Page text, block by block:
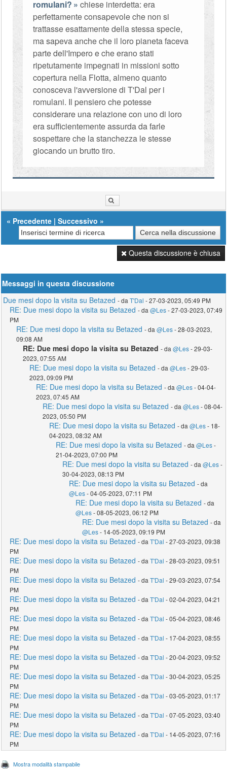
romulani?
chiese interdetta: era
perfettamente consapevole che non si
trattasse esattamente della stessa specie,
ma sapeva anche che il loro pianeta faceva
parte dell'Impero e che erano stati
ripetutamente impegnati in missioni sotto
copertura nella Flotta, almeno quanto
conosceva l'avversione di T'Dal per i
romulani. Il pensiero che potesse
considerare una relazione con uno di loro
era sufficientemente assurda da farle
sospettare che la stanchezza le stesse
giocando un brutto tiro.
« Precedente |Successivo »
Questa discussione è chiusa
Messaggi in questa discussione
Due mesi dopo la visita su Betazed - daT'Dal - 27-03-2023, 05:49 PM
RE: Due mesi dopo la visita su Betazed - da@Les- 27-03-2023, 07:49
PM
RE: Due mesi dopo la visita su Betazed - da@Les- 28-03-2023,
09:08 AM
RE: Due mesi dopo la visita su Betazed - da@Les- 29-03-
2023, 07:55 AM
RE: Due mesi dopo la visita su Betazed - da@Les- 29-03-
2023, 09:09 PM
RE: Due mesi dopo la visita su Betazed - da@Les- 04-04-
2023, 07:45 AM
RE: Due mesi dopo la visita su Betazed - da@Les- 08-04-
2023, 05:50 PM
RE: Due mesi dopo la visita su Betazed - da@Les- 18-
04-2023, 08:32 AM
RE: Due mesi dopo la visita su Betazed - da@Les-
21-04-2023, 07:00 PM
RE: Due mesi dopo la visita su Betazed - da@Les-
30-04-2023, 08:13 PM
RE: Due mesi dopo la visita su Betazed - da
@Les- 04-05-2023, 07:11 PM
RE: Due mesi dopo la visita su Betazed - da
@Les- 08-05-2023, 06:12 PM
RE: Due mesi dopo la visita su Betazed - da
@Les- 14-05-2023, 09:19 PM
RE: Due mesi dopo la visita su Betazed - daT'Dal - 27-03-2023, 09:38
PM
RE: Due mesi dopo la visita su Betazed - daT'Dal - 28-03-2023, 09:51
PM
RE: Due mesi dopo la visita su Betazed - daT'Dal - 29-03-2023, 07:54
PM
RE: Due mesi dopo la visita su Betazed - daT'Dal - 02-04-2023, 04:21
PM
RE: Due mesi dopo la visita su Betazed - daT'Dal - 05-04-2023, 08:46
PM
RE: Due mesi dopo la visita su Betazed - daT'Dal - 17-04-2023, 08:55
PM
RE: Due mesi dopo la visita su Betazed - daT'Dal - 20-04-2023, 09:52
PM
RE: Due mesi dopo la visita su Betazed - daT'Dal - 30-04-2023, 05:25
PM
RE: Due mesi dopo la visita su Betazed - daT'Dal - 03-05-2023, 01:17
PM
RE: Due mesi dopo la visita su Betazed - daT'Dal - 07-05-2023, 03:40
PM
RE: Due mesi dopo la visita su Betazed - daT'Dal - 14-05-2023, 07:16
PM
Mostra modalità stampabile